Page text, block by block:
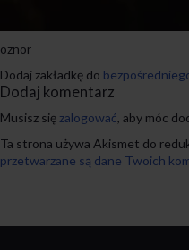
oznor
Dodaj zakładkę do
Dodaj komentarz
Musisz się zalogować, aby móc
Ta strona używa Akismet do
przetwarzane są dane Twoich